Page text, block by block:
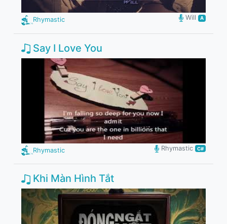
Rhymastic Will A
Say I Love You
Rhymastic Rhymastic C#
Khi Màn Hình Tắt